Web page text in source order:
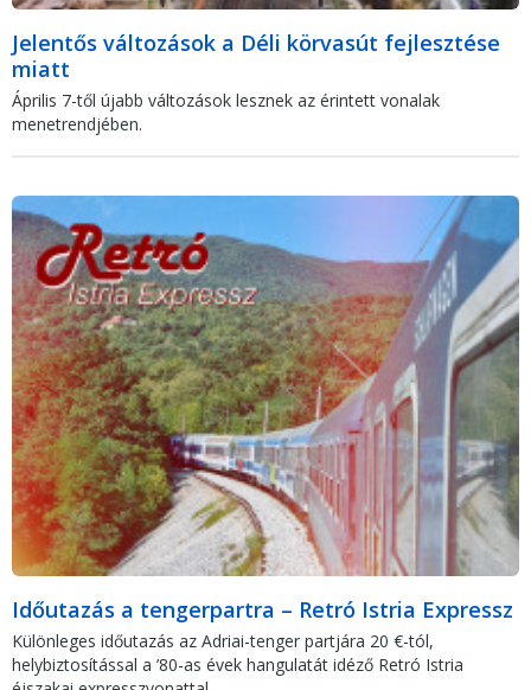
Jelentős változások a Déli körvasút fejlesztése
miatt
Április 7-től újabb változások lesznek az érintett vonalak
menetrendjében.
Időutazás a tengerpartra – Retró Istria Expressz
Különleges időutazás az Adriai-tenger partjára 20 €-tól,
helybiztosítással a ’80-as évek hangulatát idéző Retró Istria